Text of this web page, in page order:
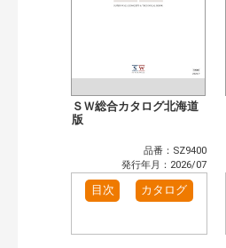
ＳＷ総合カタログ北海道
版
品番：SZ9400
発行年月：2026/07
目次 カタログ